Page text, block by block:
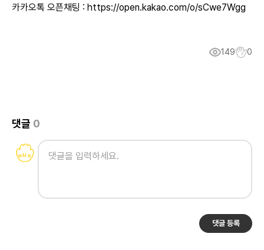
카카오톡 오픈채팅 : https://open.kakao.com/o/sCwe7Wgg
149 0
댓글 0
댓글 등록